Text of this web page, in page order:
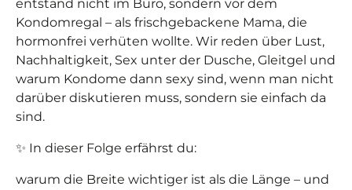
entstand nicht im Büro, sondern vor dem
Kondomregal – als frischgebackene Mama, die
hormonfrei verhüten wollte. Wir reden über Lust,
Nachhaltigkeit, Sex unter der Dusche, Gleitgel und
warum Kondome dann sexy sind, wenn man nicht
darüber diskutieren muss, sondern sie einfach da
sind.
✨ In dieser Folge erfährst du:
warum die Breite wichtiger ist als die Länge – und